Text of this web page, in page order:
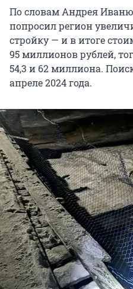
По словам Андрея
попросил регион
стройку — и в итоге
95 миллионов рублей,
54,3 и 62 миллиона.
апреле 2024 года.